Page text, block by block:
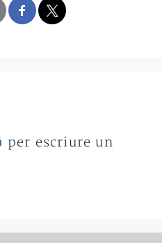
per escriure un